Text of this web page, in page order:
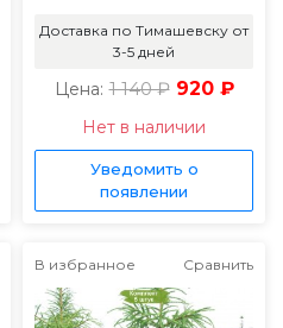
Доставка по Тимашевску от
3-5 дней
Цена: 1 140 ₽ 920 ₽
Нет в наличии
Уведомить о
появлении
В избранное Сравнить